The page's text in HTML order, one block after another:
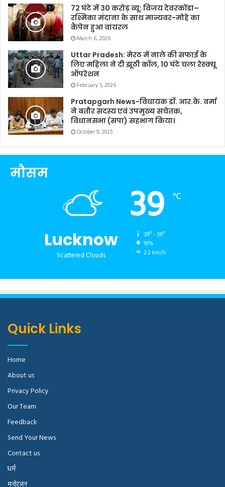
72 घंटे में 30 करोड़ व्यू: विजय देवरकोंडा–
रश्मिका मंदाना के साथ मान्यवर-मोहे का
कैंपेन हुआ वायरल
March 6, 2026
Uttar Pradesh: मेरठ में नाले की सफाई के
लिए महिला ने दी झूठी कॉल, 10 घंटे चला रेस्क्यू
ऑपरेशन
February 5, 2026
Pratapgarh News-विधायक डॉ. आर.के. वर्मा
ने बतौर सदस्य एवं उपमुख्य सचेतक,
विधानसभा (सपा) सहभाग किया।
October 9, 2025
मौसम
Lucknow
Scattered Clouds
39 ℃
39º - 39º
19%
2.2 km/h
Quick Links
Home
About us
Privacy Policy
Our Team
Feedback
Send Your News
Contact us
धर्म
मनोरंजन